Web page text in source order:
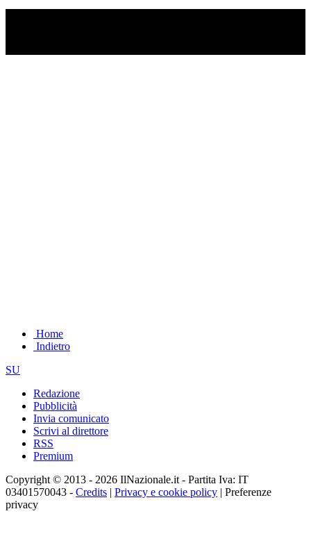
Home
Indietro
SU
Redazione
Pubblicità
Invia comunicato
Scrivi al direttore
RSS
Premium
Copyright © 2013 - 2026 IlNazionale.it - Partita Iva: IT
03401570043 - Credits | Privacy e cookie policy | Preferenze
privacy